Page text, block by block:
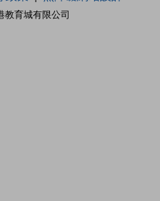
教育城有限公司